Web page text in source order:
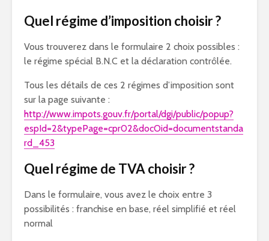
Quel régime d’imposition choisir ?
Vous trouverez dans le formulaire 2 choix possibles :
le régime spécial B.N.C et la déclaration contrôlée.
Tous les détails de ces 2 régimes d’imposition sont
sur la page suivante :
http://www.impots.gouv.fr/portal/dgi/public/popup?
espId=2&typePage=cpr02&docOid=documentstanda
rd_453
Quel régime de TVA choisir ?
Dans le formulaire, vous avez le choix entre 3
possibilités : franchise en base, réel simplifié et réel
normal